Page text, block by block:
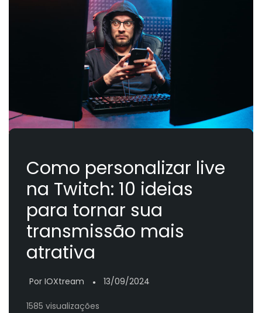
Como personalizar live
na Twitch: 10 ideias
para tornar sua
transmissão mais
atrativa
Por IOXtream ● 13/09/2024
1585 visualizações